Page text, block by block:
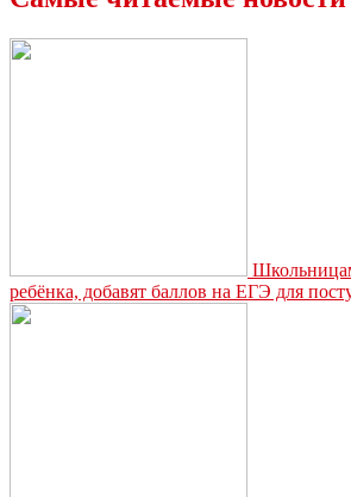
ребёнка, добавят баллов на ЕГЭ для